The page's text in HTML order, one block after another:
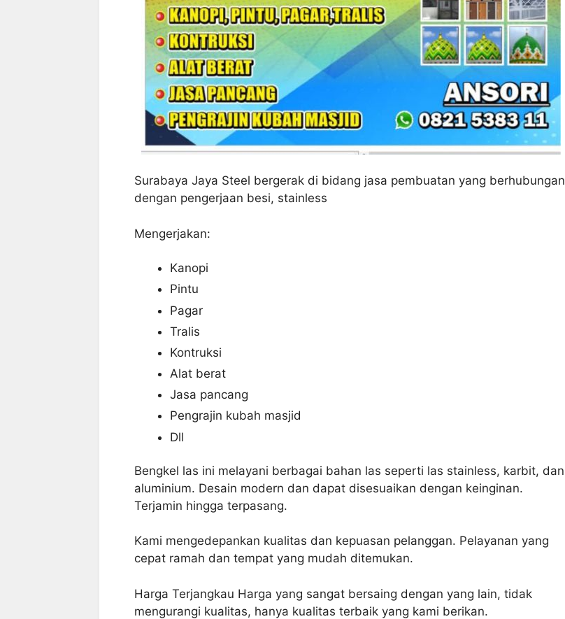
Surabaya Jaya Steel bergerak di bidang jasa pembuatan yang berhubungan
dengan pengerjaan besi, stainless
Mengerjakan:
Kanopi
Pintu
Pagar
Tralis
Kontruksi
Alat berat
Jasa pancang
Pengrajin kubah masjid
Dll
Bengkel las ini melayani berbagai bahan las seperti las stainless, karbit, dan
aluminium. Desain modern dan dapat disesuaikan dengan keinginan.
Terjamin hingga terpasang.
Kami mengedepankan kualitas dan kepuasan pelanggan. Pelayanan yang
cepat ramah dan tempat yang mudah ditemukan.
Harga Terjangkau Harga yang sangat bersaing dengan yang lain, tidak
mengurangi kualitas, hanya kualitas terbaik yang kami berikan.